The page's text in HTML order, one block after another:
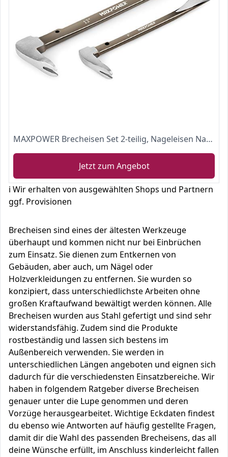
MAXPOWER Brecheisen Set 2-teilig, Nageleisen Nagelschlitze Stemmeisen Brechstange Meißelschaber Brecheisen aus Geschmiedeten Karbonstahl (210mm und 300mm)
Jetzt zum Angebot
ℹ️ Wir erhalten von ausgewählten Shops und Partnern
ggf. Provisionen
Brecheisen sind eines der ältesten Werkzeuge
überhaupt und kommen nicht nur bei Einbrüchen
zum Einsatz. Sie dienen zum Entkernen von
Gebäuden, aber auch, um Nägel oder
Holzverkleidungen zu entfernen. Sie wurden so
konzipiert, dass unterschiedlichste Arbeiten ohne
großen Kraftaufwand bewältigt werden können. Alle
Brecheisen wurden aus Stahl gefertigt und sind sehr
widerstandsfähig. Zudem sind die Produkte
rostbeständig und lassen sich bestens im
Außenbereich verwenden. Sie werden in
unterschiedlichen Längen angeboten und eignen sich
dadurch für die verschiedensten Einsatzbereiche. Wir
haben in folgendem Ratgeber diverse Brecheisen
genauer unter die Lupe genommen und deren
Vorzüge herausgearbeitet. Wichtige Eckdaten findest
du ebenso wie Antworten auf häufig gestellte Fragen,
damit dir die Wahl des passenden Brecheisens, das all
deine Wünsche erfüllt, im Anschluss kinderleicht fallen